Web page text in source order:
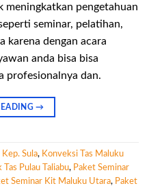
pengetahuan
seminar, pelatihan,
karena dengan acara
anda bisa bisa
profesionalnya dan.
→
Kep. Sula, Konveksi Tas Maluku
Tas Pulau Taliabu, Paket Seminar
Seminar Kit Maluku Utara, Paket